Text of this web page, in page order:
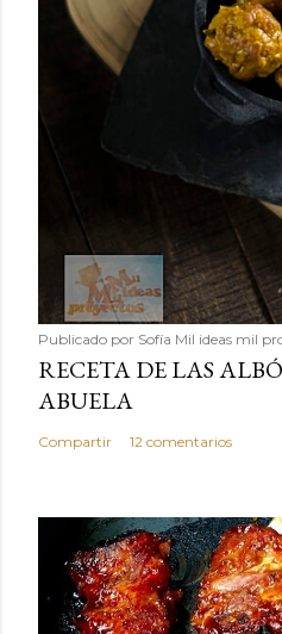
Publicado por Sofía Mil ideas mil
RECETA DE LAS
ABUELA
Compartir 12 comentarios